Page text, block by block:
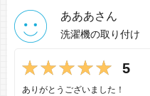
あああさん
洗濯機の取り付け
5
ありがとうございました！